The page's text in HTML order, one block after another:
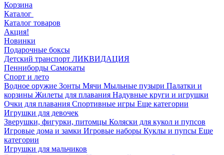
Корзина
Каталог
Каталог товаров
Акция!
Новинки
Подарочные боксы
Детский транспорт ЛИКВИДАЦИЯ
Пенниборды Самокаты
Спорт и лето
Водное оружие Зонты Мячи Мыльные пузыри Палатки и
корзины Жилеты для плавания Надувные круги и игрушки
Очки для плавания Спортивные игры Еще категории
Игрушки для девочек
Зверушки, фигурки, питомцы Коляски для кукол и пупсов
Игровые дома и замки Игровые наборы Куклы и пупсы Еще
категории
Игрушки для мальчиков